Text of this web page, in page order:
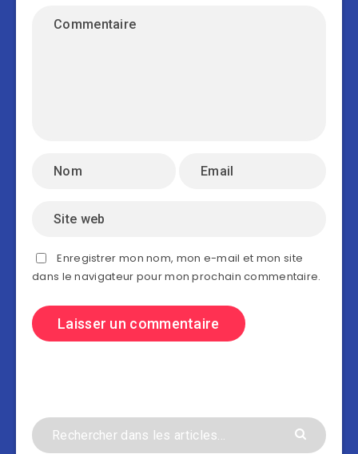
Enregistrer mon nom, mon e-mail et mon site
dans le navigateur pour mon prochain commentaire.